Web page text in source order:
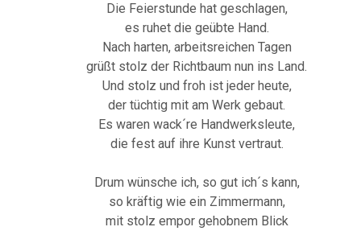
Die Feierstunde hat geschlagen,
es ruhet die geübte Hand.
Nach harten, arbeitsreichen Tagen
grüßt stolz der Richtbaum nun ins Land.
Und stolz und froh ist jeder heute,
der tüchtig mit am Werk gebaut.
Es waren wack´re Handwerksleute,
die fest auf ihre Kunst vertraut.
Drum wünsche ich, so gut ich´s kann,
so kräftig wie ein Zimmermann,
mit stolz empor gehobnem Blick